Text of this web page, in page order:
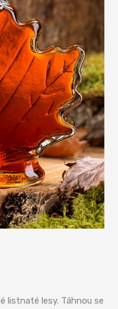
listnaté lesy. Táhnou se